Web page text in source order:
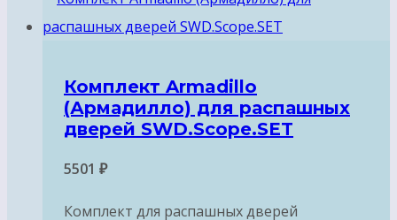
Комплект Armadillo
(Армадилло) для раcпашных
дверей SWD.Scope.SET
5501 ₽
Комплект для раcпашных дверей